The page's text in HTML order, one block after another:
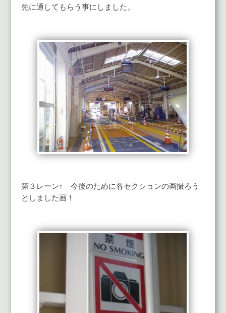
先に通してもらう事にしました。
第３レーン↑ 今後のために各セクションの画撮ろう
としました画！